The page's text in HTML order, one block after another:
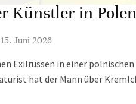
Künstler in
15. Juni 2026
Exilrussen in einer
hat der Mann über